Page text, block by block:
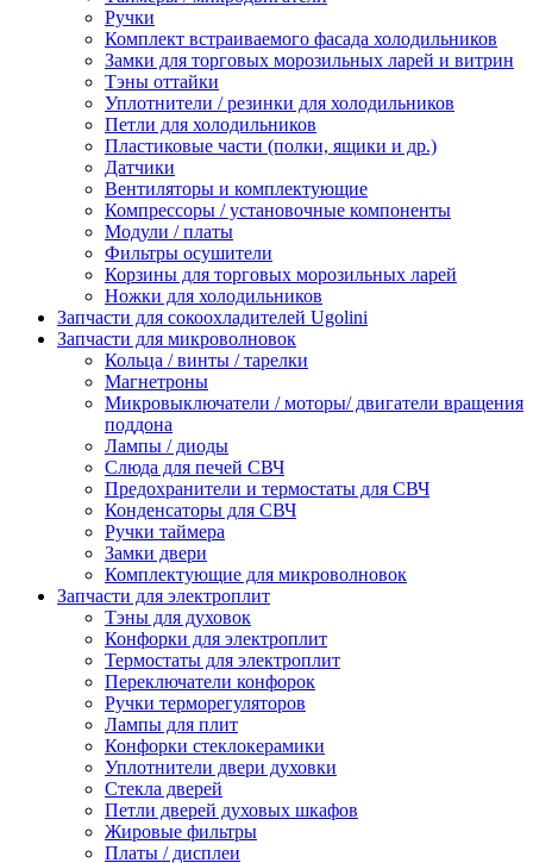
Ручки
Комплект встраиваемого фасада холодильников
Замки для торговых морозильных ларей и витрин
Тэны оттайки
Уплотнители / резинки для холодильников
Петли для холодильников
Пластиковые части (полки, ящики и др.)
Датчики
Вентиляторы и комплектующие
Компрессоры / установочные компоненты
Модули / платы
Фильтры осушители
Корзины для торговых морозильных ларей
Ножки для холодильников
Запчасти для сокоохладителей Ugolini
Запчасти для микроволновок
Кольца / винты / тарелки
Магнетроны
Микровыключатели / моторы/ двигатели вращения
поддона
Лампы / диоды
Слюда для печей СВЧ
Предохранители и термостаты для СВЧ
Конденсаторы для СВЧ
Ручки таймера
Замки двери
Комплектующие для микроволновок
Запчасти для электроплит
Тэны для духовок
Конфорки для электроплит
Термостаты для электроплит
Переключатели конфорок
Ручки терморегуляторов
Лампы для плит
Конфорки стеклокерамики
Уплотнители двери духовки
Стекла дверей
Петли дверей духовых шкафов
Жировые фильтры
Платы / дисплеи